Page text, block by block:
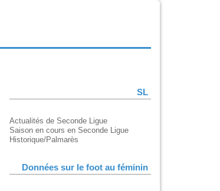
SL
Actualités de Seconde Ligue
Saison en cours en Seconde Ligue
Historique/Palmarès
Données sur le foot au féminin